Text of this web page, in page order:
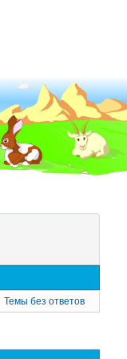
Темы без ответов